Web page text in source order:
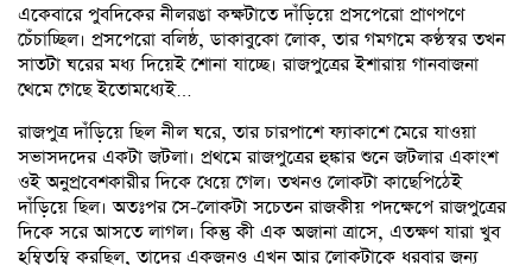
একেবারে পুবদিকের নীলরঙা কক্ষটাতে দাঁড়িয়ে প্রসপেরো প্রাণপণে
চেঁচাচ্ছিল। প্রসপেরো বলিষ্ঠ, ডাকাবুকো লোক, তার গমগমে কণ্ঠস্বর তখন
সাতটা ঘরের মধ্য দিয়েই শোনা যাচ্ছে। রাজপুত্রের ইশারায় গানবাজনা
থেমে গেছে ইতোমধ্যেই…
রাজপুত্র দাঁড়িয়ে ছিল নীল ঘরে, তার চারপাশে ফ্যাকাশে মেরে যাওয়া
সভাসদদের একটা জটলা। প্রথমে রাজপুত্রের হুঙ্কার শুনে জটলার একাংশ
ওই অনুপ্রবেশকারীর দিকে ধেয়ে গেল। তখনও লোকটা কাছেপিঠেই
দাঁড়িয়ে ছিল। অতঃপর সে-লোকটা সচেতন রাজকীয় পদক্ষেপে রাজপুত্রের
দিকে সরে আসতে লাগল। কিন্তু কী এক অজানা ত্রাসে, এতক্ষণ যারা খুব
হম্বিতম্বি করছিল, তাদের একজনও এখন আর লোকটাকে ধরবার জন্য